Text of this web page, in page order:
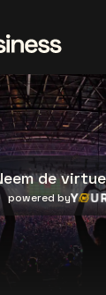
de
powered by